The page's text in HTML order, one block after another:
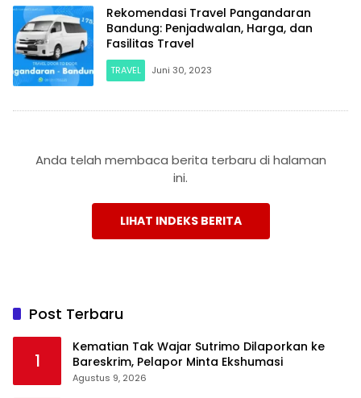
Rekomendasi Travel Pangandaran
Bandung: Penjadwalan, Harga, dan
Fasilitas Travel
TRAVEL Juni 30, 2023
Anda telah membaca berita terbaru di halaman
ini.
LIHAT INDEKS BERITA
Post Terbaru
1
Kematian Tak Wajar Sutrimo Dilaporkan ke
Bareskrim, Pelapor Minta Ekshumasi
Agustus 9, 2026